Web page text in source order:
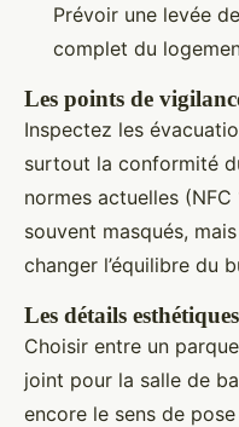
Prévoir une levée
complet du
Les points de
Inspectez les
surtout la conformité
normes actuelles
souvent masqués,
changer l’équilibre du
Les détails
Choisir entre un
joint pour la salle de
encore le sens de